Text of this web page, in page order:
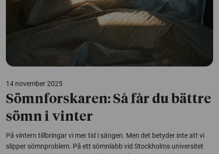
14 november 2025
Sömnforskaren: Så får du bättre
sömn i vinter
På vintern tillbringar vi mer tid i sängen. Men det betyder inte att vi
slipper sömnproblem. På ett sömnlabb vid Stockholms universitet